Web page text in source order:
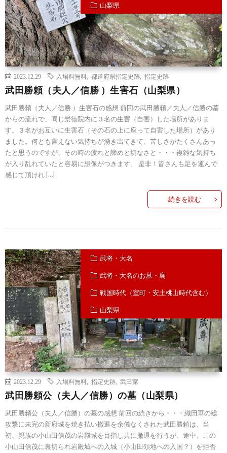
山梨県
2023.12.29 入場料無料 都道府県指定史跡 指定史跡
武田勝頼（夫人／信勝 ）生害石（山梨県）
武田勝頼（夫人／信勝 ）生害石の感想 前回の武田勝頼／夫人／信勝の墓
からの流れで、同じ景徳院内に３名の生害（自害）した場所がありま
す。３名がお互いに生害石（その石の上に座って自害した場所）があり
ました。何とも言えない気持ちが湧き出てきて、苦しさがたくさんあっ
たと思うのですが、その時の疲れと諦めと切なさと・・・複雑な気持ち
が入り乱れていたと容易に想像がつきます。 是非！皆さんも足を運んで
感じて頂けれ […]
続きを読む
武将・大名
武将・大名のお墓・廟
戦国時代（室町・安土桃山時代含む）
山梨県
2023.12.29 入場料無料 指定史跡 武田家
武田勝頼公（夫人／信勝）の墓（山梨県）
武田勝頼公（夫人／信勝）の墓の感想 前回の続きから・・・織田軍の総
攻撃に未完の新府城を焼き払い撤退を余儀なくされた武田勝頼は、当
初、親族の小山田信茂の岩殿城を目指し共に撤退を行うが、途中、この
小山田信茂に裏切られ岩殿城への入城（小山田領地への入国？）を拒否